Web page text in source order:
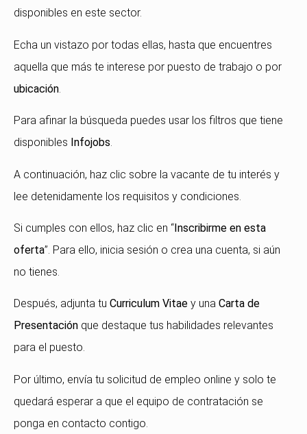
disponibles en este sector.
Echa un vistazo por todas ellas, hasta que encuentres
aquella que más te interese por puesto de trabajo o por
ubicación.
Para afinar la búsqueda puedes usar los filtros que tiene
disponibles Infojobs.
A continuación, haz clic sobre la vacante de tu interés y
lee detenidamente los requisitos y condiciones.
Si cumples con ellos, haz clic en “Inscribirme en esta
oferta”. Para ello, inicia sesión o crea una cuenta, si aún
no tienes.
Después, adjunta tu Curriculum Vitae y una Carta de
Presentación que destaque tus habilidades relevantes
para el puesto.
Por último, envía tu solicitud de empleo online y solo te
quedará esperar a que el equipo de contratación se
ponga en contacto contigo.